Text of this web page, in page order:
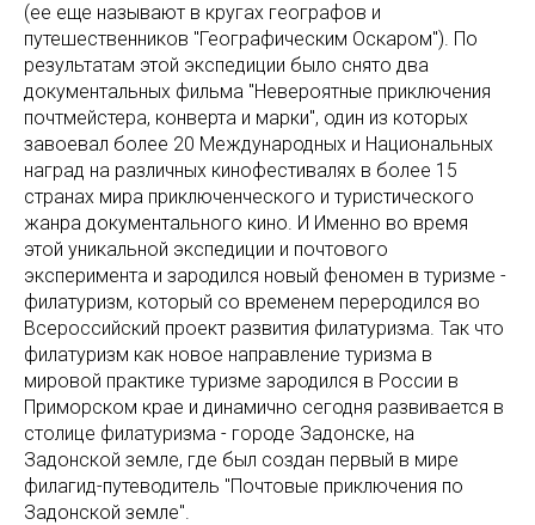
(ее еще называют в кругах географов и
путешественников "Географическим Оскаром"). По
результатам этой экспедиции было снято два
документальных фильма "Невероятные приключения
почтмейстера, конверта и марки", один из которых
завоевал более 20 Международных и Национальных
наград на различных кинофестивалях в более 15
странах мира приключенческого и туристического
жанра документального кино. И Именно во время
этой уникальной экспедиции и почтового
эксперимента и зародился новый феномен в туризме -
филатуризм, который со временем переродился во
Всероссийский проект развития филатуризма. Так что
филатуризм как новое направление туризма в
мировой практике туризме зародился в России в
Приморском крае и динамично сегодня развивается в
столице филатуризма - городе Задонске, на
Задонской земле, где был создан первый в мире
филагид-путеводитель "Почтовые приключения по
Задонской земле".